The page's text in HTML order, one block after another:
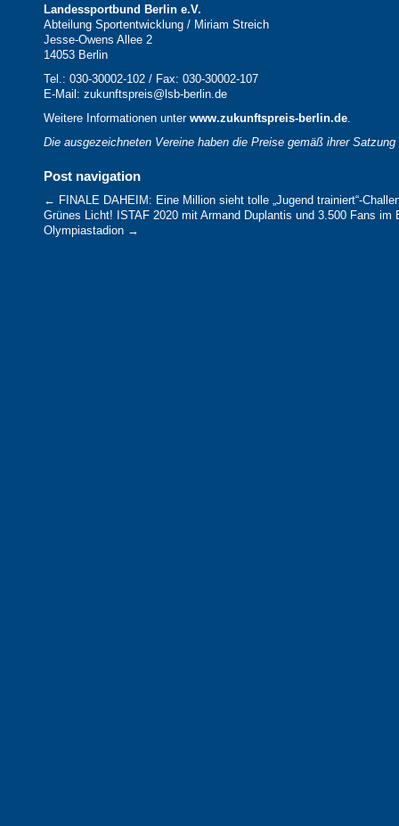
Landessportbund Berlin e.V.
Abteilung Sportentwicklung / Miriam Streich
Jesse-Owens Allee 2
14053 Berlin
Tel.: 030-30002-102 / Fax: 030-30002-107
E-Mail: zukunftspreis@lsb-berlin.de
Weitere Informationen unter www.zukunftspreis-berlin.de.
Die ausgezeichneten Vereine haben die Preise gemäß ihrer Satzung
Landessportbund.
Post navigation
← FINALE DAHEIM: Eine Million sieht tolle „Jugend trainiert“-
Grünes Licht! ISTAF 2020 mit Armand Duplantis und 3.500 Fans im
Olympiastadion →